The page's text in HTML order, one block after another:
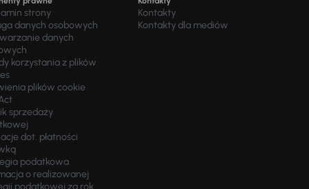
strony
danych osobowych
danych
korzystania z plików
plików cookie
sprzedaży
dot. płatności
podatkowa
o realizowanej
podatkowej za rok
Kontakty
Kontakty dla mediów